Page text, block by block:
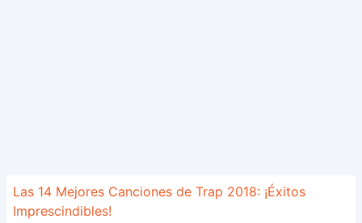
Las 14 Mejores Canciones de Trap 2018: ¡Éxitos
Imprescindibles!